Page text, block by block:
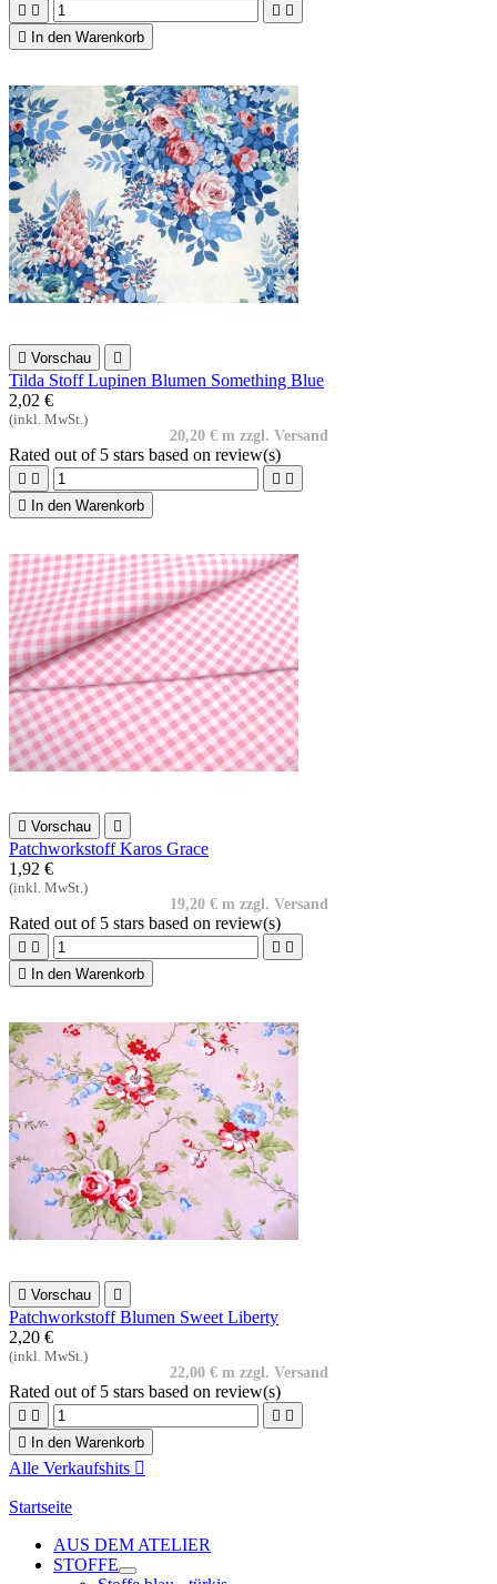
   

In den Warenkorb
 Vorschau 
Tilda Stoff Lupinen Blumen Something Blue
2,02 €
(inkl. MwSt.)
20,20 € m zzgl. Versand
Rated out of 5 stars based on review(s)
   

In den Warenkorb
 Vorschau 
Patchworkstoff Karos Grace
1,92 €
(inkl. MwSt.)
19,20 € m zzgl. Versand
Rated out of 5 stars based on review(s)
   

In den Warenkorb
 Vorschau 
Patchworkstoff Blumen Sweet Liberty
2,20 €
(inkl. MwSt.)
22,00 € m zzgl. Versand
Rated out of 5 stars based on review(s)
   

In den Warenkorb
Alle Verkaufshits 
Startseite
AUS DEM ATELIER
STOFFE